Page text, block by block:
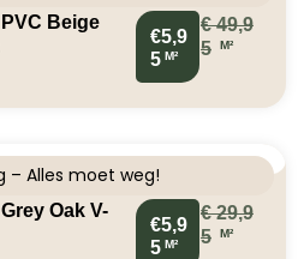
Beige
€5,9
5 M²
€49,9
5
M²
– Alles moet weg!
Oak V-
€5,9
5 M²
€29,9
5
M²